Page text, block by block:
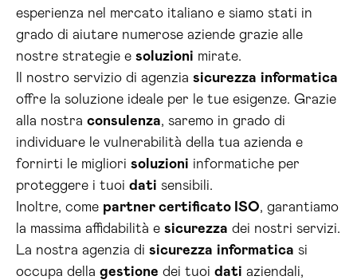
esperienza nel mercato italiano e siamo stati in
grado di aiutare numerose aziende grazie alle
nostre strategie e soluzioni mirate.
Il nostro servizio di agenzia sicurezza informatica
offre la soluzione ideale per le tue esigenze. Grazie
alla nostra consulenza, saremo in grado di
individuare le vulnerabilità della tua azienda e
fornirti le migliori soluzioni informatiche per
proteggere i tuoi dati sensibili.
Inoltre, come partner certificato ISO, garantiamo
la massima affidabilità e sicurezza dei nostri servizi.
La nostra agenzia di sicurezza informatica si
occupa della gestione dei tuoi dati aziendali,